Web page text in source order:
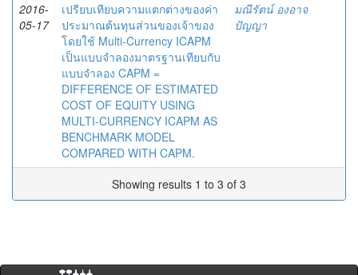
2016-
05-17
เปรียบเทียบความแตกต่างของค่า
ประมาณต้นทุนส่วนของเจ้าของ
โดยใช้ Multi-Currency ICAPM
เป็นแบบจำลองมาตรฐานเทียบกับ
แบบจำลอง CAPM =
DIFFERENCE OF ESTIMATED
COST OF EQUITY USING
MULTI-CURRENCY ICAPM AS
BENCHMARK MODEL
COMPARED WITH CAPM.
มณีรัตน์ องอาจ
ปัญญา
Showing results 1 to 3 of 3